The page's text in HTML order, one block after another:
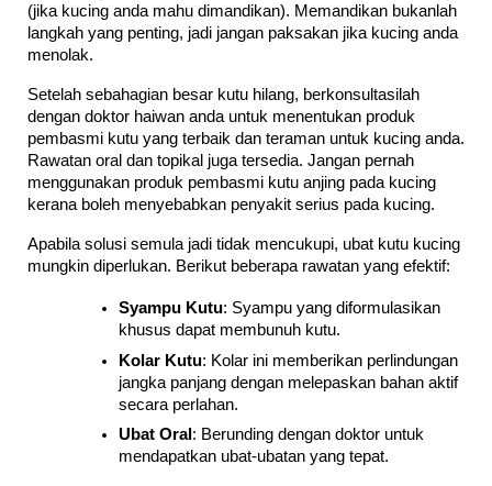
(jika kucing anda mahu dimandikan). Memandikan bukanlah
langkah yang penting, jadi jangan paksakan jika kucing anda
menolak.
Setelah sebahagian besar kutu hilang, berkonsultasilah
dengan doktor haiwan anda untuk menentukan produk
pembasmi kutu yang terbaik dan teraman untuk kucing anda.
Rawatan oral dan topikal juga tersedia. Jangan pernah
menggunakan produk pembasmi kutu anjing pada kucing
kerana boleh menyebabkan penyakit serius pada kucing.
Apabila solusi semula jadi tidak mencukupi, ubat kutu kucing
mungkin diperlukan. Berikut beberapa rawatan yang efektif:
Syampu Kutu: Syampu yang diformulasikan
khusus dapat membunuh kutu.
Kolar Kutu: Kolar ini memberikan perlindungan
jangka panjang dengan melepaskan bahan aktif
secara perlahan.
Ubat Oral : Berunding dengan doktor untuk
mendapatkan ubat-ubatan yang tepat.